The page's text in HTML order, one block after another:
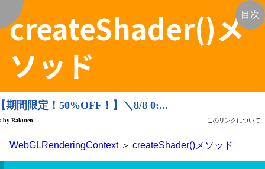
createShader()メ
ソッド
WebGLRenderingContext＞ createShader()メソッド
目次